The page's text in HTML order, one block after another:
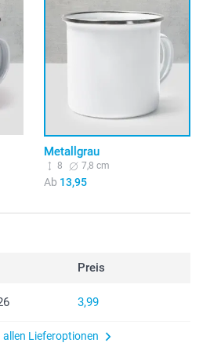
Metallgrau
8 7,8 cm
Ab 13,95
Preis
3,99
Lieferoptionen